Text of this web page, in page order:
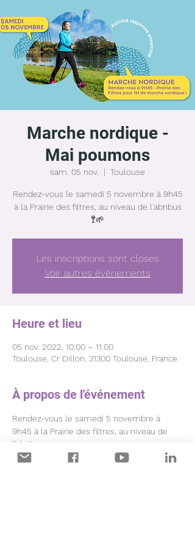
Marche nordique -
Mai poumons
sam. 05 nov.
  |
Toulouse
Rendez-vous le samedi 5 novembre à 9h45
à la Prairie des filtres, au niveau de l'abribus
🚏🌱
Les inscriptions sont closes
Voir autres événements
Heure et lieu
05 nov. 2022, 10:00 – 11:00
Toulouse, Cr Dillon, 31300 Toulouse, France
À propos de l'événement
Rendez-vous le samedi 5 novembre à
9h45 à la Prairie des filtres, au niveau de
l'abribus
Au programme : 1 heure de marche le long